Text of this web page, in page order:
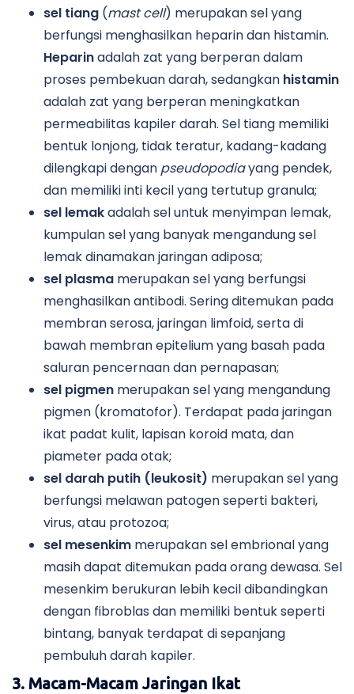
sel tiang (mast cell) merupakan sel yang
berfungsi menghasilkan heparin dan histamin.
Heparinadalah zat yang berperan dalam
proses pembekuan darah, sedangkan histamin
adalah zat yang berperan meningkatkan
permeabilitas kapiler darah. Sel tiang memiliki
bentuk lonjong, tidak teratur, kadang-kadang
dilengkapi dengan pseudopodiayang pendek,
dan memiliki inti kecil yang tertutup granula;
sel lemakadalah sel untuk menyimpan lemak,
kumpulan sel yang banyak mengandung sel
lemak dinamakan jaringan adiposa;
sel plasma merupakan sel yang berfungsi
menghasilkan antibodi. Sering ditemukan pada
membran serosa, jaringan limfoid, serta di
bawah membran epitelium yang basah pada
saluran pencernaan dan pernapasan;
sel pigmen merupakan sel yang mengandung
pigmen (kromatofor). Terdapat pada jaringan
ikat padat kulit, lapisan koroid mata, dan
piameter pada otak;
sel darah putih (leukosit) merupakan sel yang
berfungsi melawan patogen seperti bakteri,
virus, atau protozoa;
sel mesenkim merupakan sel embrional yang
masih dapat ditemukan pada orang dewasa. Sel
mesenkim berukuran lebih kecil dibandingkan
dengan fibroblas dan memiliki bentuk seperti
bintang, banyak terdapat di sepanjang
pembuluh darah kapiler.
3. Macam-Macam Jaringan Ikat